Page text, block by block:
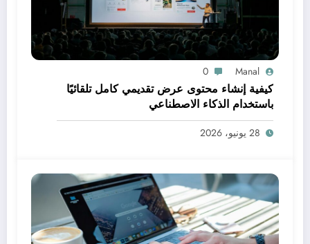
Manal
0
كيفية إنشاء محتوى عرض تقديمي كامل تلقائيًا
باستخدام الذكاء الاصطناعي
28 يونيو، 2026